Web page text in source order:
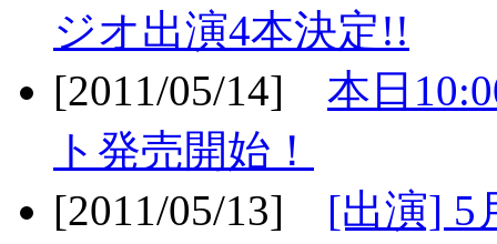
ジオ出演4本決定!!
[2011/05/14] 本日
ト発売開始！
[2011/05/13] [出演] 5